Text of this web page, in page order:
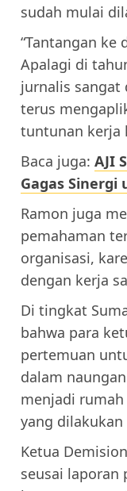
sudah mulai
“Tantangan ke
Apalagi di
jurnalis sangat
terus
tuntunan kerja
Baca juga: AJI
Gagas Sinergi
Ramon juga
pemahaman
organisasi,
dengan kerja
Di tingkat
bahwa para
pertemuan
dalam
menjadi
yang
Ketua
seusai laporan